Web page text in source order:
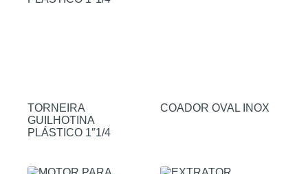
TORNEIRA
GUILHOTINA
PLÁSTICO 1″1/4
COADOR OVAL INOX